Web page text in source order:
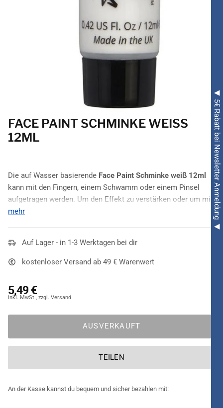
◀ 5€ Rabatt bei Newsletter Anmeldung ◀
FACE PAINT SCHMINKE WEISS 1
2ML
Die auf Wasser basierende Face Paint Schminke weiß 12ml
kann mit den Fingern, einem Schwamm oder einem Pinsel
aufgetragen werden. Um den Effekt zu verstärken oder um mit
weiteren Farben zu arbeiten, einfach die erste Schicht
Auch in weiteren tollen Farbenerhältlich.
mehr
Auf Lager - in 1-3 Werktagen bei dir
kostenloser Versand ab 49 € Warenwert
5,49 €
AUSVERKAUFT
TEILEN
An der Kasse kannst du bequem und sicher bezahlen mit: